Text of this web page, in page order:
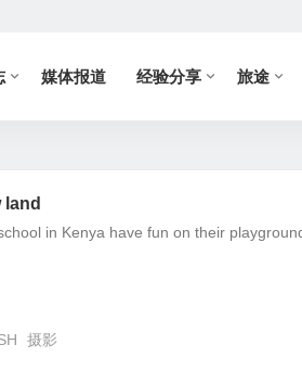
媒体报道 经验分享 旅途
land
in Kenya have fun on their
摄影